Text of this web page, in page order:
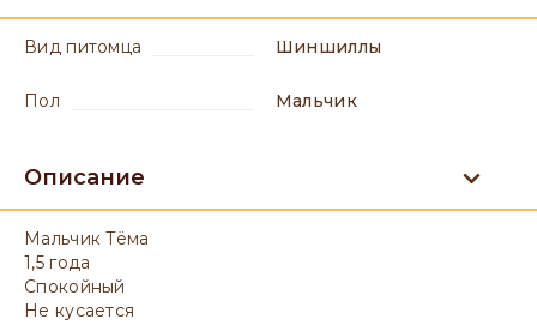
вид питомца Шиншиллы
пол мальчик
Описание
Мальчик Тёма
1,5 года
Спокойный
Не кусается